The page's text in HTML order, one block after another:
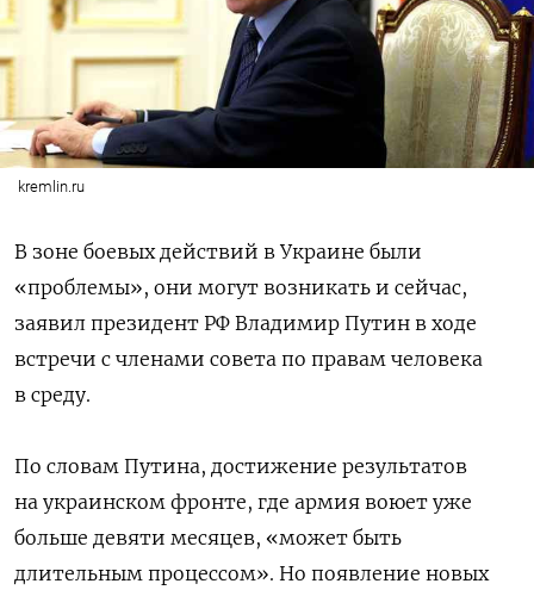
kremlin.ru
В зоне боевых действий в Украине были
«проблемы», они могут возникать и сейчас,
заявил президент РФ Владимир Путин в ходе
встречи с членами совета по правам человека
в среду.
По словам Путина, достижение результатов
на украинском фронте, где армия воюет уже
больше девяти месяцев, «может быть
длительным процессом». Но появление новых